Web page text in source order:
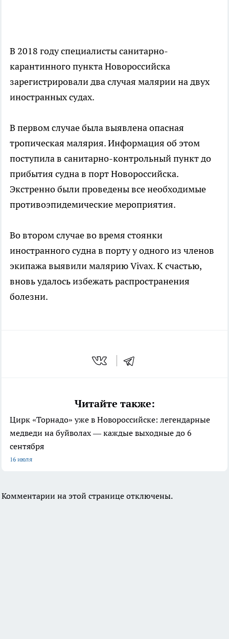
В 2018 году специалисты санитарно-
карантинного пункта Новороссийска
зарегистрировали два случая малярии на двух
иностранных судах.
В первом случае была выявлена опасная
тропическая малярия. Информация об этом
поступила в санитарно-контрольный пункт до
прибытия судна в порт Новороссийска.
Экстренно были проведены все необходимые
противоэпидемические мероприятия.
Во втором случае во время стоянки
иностранного судна в порту у одного из членов
экипажа выявили малярию Vivax. К счастью,
вновь удалось избежать распространения
болезни.
Читайте также:
Цирк «Торнадо» уже в Новороссийске: легендарные
медведи на буйволах — каждые выходные до 6
сентября
16 июля
Комментарии на этой странице отключены.